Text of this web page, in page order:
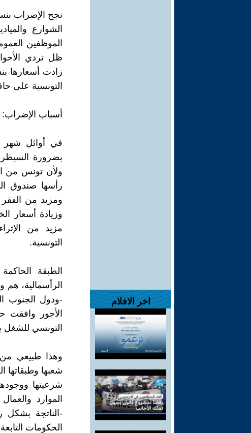
اخر الافلام
الشوارع
الموظفين
ظل تردي
التونسية على
أسباب الإضراب:
في أوائل شهر
بضرورة
ولأن تونس من
رأسها صندوق
ومزيد من
وزيادة أسعار
مزيد من
التونسية.
الطبقة
الرأسمالية، هم
-ودول الجنوب
الأجور وافقت
التونسي للشغل
وهذا طبيعي
شعبها وطبقاتها
شرعيتها
الموارد
-الناتجة
الحكومات